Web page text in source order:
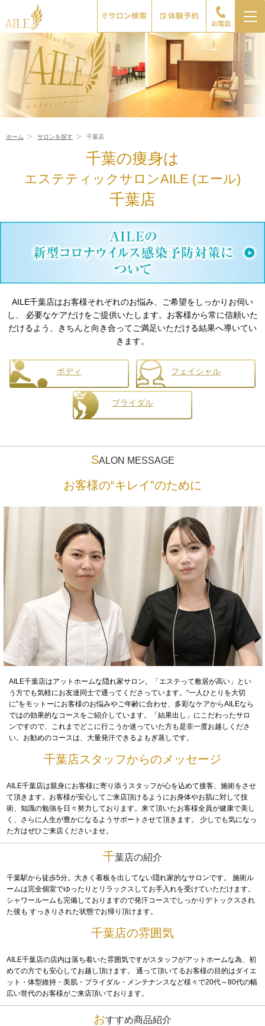
ホーム サロンを探す 千葉店
千葉の痩身は
エステティックサロンAILE (エール)
千葉店
AILE千葉店はお客様それぞれのお悩み、ご希望をしっかりお伺い
し、 必要なケアだけをご提供いたします。お客様から常に信頼いた
だけるよう、きちんと向き合ってご満足いただける結果へ導いてい
きます。
ボディ フェイシャル
ブライダル
SALON MESSAGE
お客様の“キレイ”のために
AILE千葉店はアットホームな隠れ家サロン。「エステって敷居が高い」とい
う方でも気軽にお友達同士で通ってくださっています。“一人ひとりを大切
に”をモットーにお客様のお悩みやご年齢に合わせ、多彩なケアからAILEなら
ではの効果的なコースをご紹介しています。「結果出し」にこだわったサロ
ンですので、これまでどこに行こうか迷っていた方も是非一度お越しくださ
い。お勧めのコースは、大量発汗できるよもぎ蒸しです。
千葉店スタッフからのメッセージ
AILE千葉店は親身にお客様に寄り添うスタッフが心を込めて接客、施術をさせ
て頂きます。お客様が安心してご来店頂けるようにお身体やお肌に対して技
術、知識の勉強を日々努力しております。来て頂いたお客様全員が健康で美し
く、さらに人生が豊かになるようサポートさせて頂きます。 少しでも気になっ
た方はぜひご来店くださいませ。
千葉店の紹介
千葉駅から徒歩5分。大きく看板を出してない隠れ家的なサロンです。 施術ル
ームは完全個室でゆったりとリラックスしてお手入れを受けていただけます。
シャワールームも完備しておりますので発汗コースでしっかりデトックスされ
た後も すっきりされた状態でお帰り頂けます。
千葉店の雰囲気
AILE千葉店の店内は落ち着いた雰囲気ですがスタッフがアットホームな為、初
めての方でも安心してお越し頂けます。 通って頂いてるお客様の目的はダイエ
ット・体型維持・美肌・ブライダル・メンテナンスなど様々で20代～80代の幅
広い世代のお客様がご来店頂いております。
おすすめ商品紹介